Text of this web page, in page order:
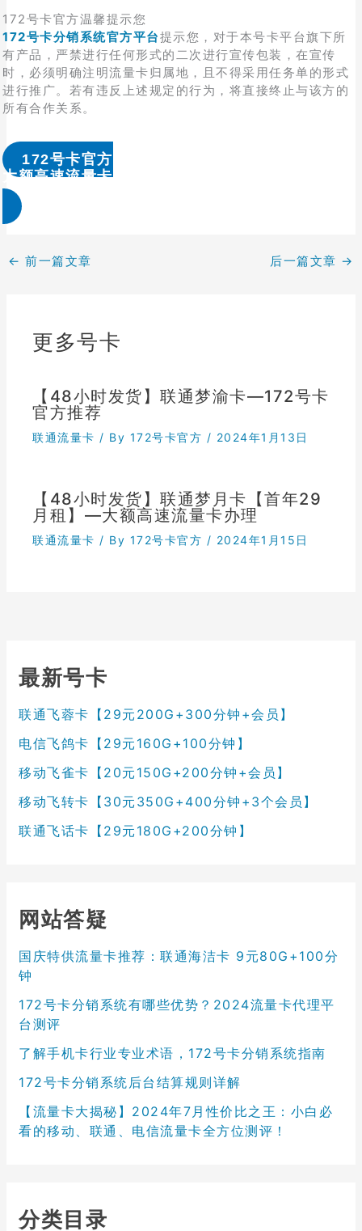
172号卡官方温馨提示您
172号卡分销系统官方平台提示您，对于本号卡平台旗下所
有产品，严禁进行任何形式的二次进行宣传包装，在宣传
时，必须明确注明流量卡归属地，且不得采用任务单的形式
进行推广。若有违反上述规定的行为，将直接终止与该方的
所有合作关系。
172号卡官方
大额高速流量卡办理 & 流量卡代理加盟
← 前一篇文章 后一篇文章 →
更多号卡
【48小时发货】联通梦渝卡—172号卡
官方推荐
联通流量卡 / By 172号卡官方 / 2024年1月13日
【48小时发货】联通梦月卡【首年29
月租】—大额高速流量卡办理
联通流量卡 / By 172号卡官方 / 2024年1月15日
最新号卡
联通飞蓉卡【29元200G+300分钟+会员】
电信飞鸽卡【29元160G+100分钟】
移动飞雀卡【20元150G+200分钟+会员】
移动飞转卡【30元350G+400分钟+3个会员】
联通飞话卡【29元180G+200分钟】
网站答疑
国庆特供流量卡推荐：联通海洁卡 9元80G+100分
钟
172号卡分销系统有哪些优势？2024流量卡代理平
台测评
了解手机卡行业专业术语，172号卡分销系统指南
172号卡分销系统后台结算规则详解
【流量卡大揭秘】2024年7月性价比之王：小白必
看的移动、联通、电信流量卡全方位测评！
分类目录